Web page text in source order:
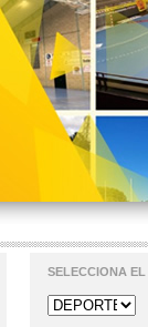
SELECCIONA EL